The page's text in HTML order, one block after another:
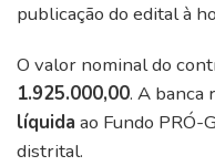
publicação do edital à
O valor nominal do
1.925.000,00. A banca
líquida ao Fundo PRÓ-
distrital.